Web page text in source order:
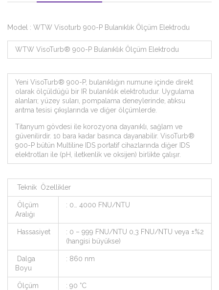
Model : WTW Visoturb 900-P Bulanıklık Ölçüm Elektrodu
WTW VisoTurb® 900-P Bulanıklık Ölçüm Elektrodu
Yeni VisoTurb® 900-P, bulanıklığın numune içinde direkt
olarak ölçüldüğü bir IR bulanıklık elektrotudur. Uygulama
alanları; yüzey suları, pompalama deneylerinde, atıksu
arıtma tesisi çıkışlarında ve diğer ölçümlerde.
Titanyum gövdesi ile korozyona dayanıklı, sağlam ve
güvenilirdir. 10 bara kadar basınca dayanabilir. VisoTurb®
900-P bütün Multiline IDS portatif cihazlarında diğer IDS
elektrotları ile (pH, iletkenlik ve oksijen) birlikte çalışır.
Teknik Özellikler
Ölçüm
Aralığı
: 0… 4000 FNU/NTU
Hassasiyet
: 0 – 999 FNU/NTU 0,3 FNU/NTU veya ±%2
(hangisi büyükse)
Dalga
Boyu
: 860 nm
Ölçüm
: 90 °C